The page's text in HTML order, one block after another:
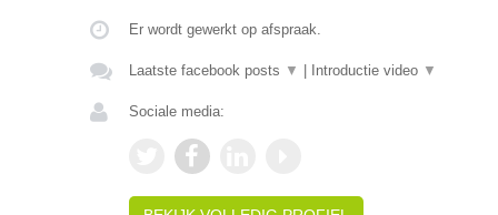
Er wordt gewerkt op afspraak.
Laatste facebook posts ▼ Introductie video ▼
Sociale media: